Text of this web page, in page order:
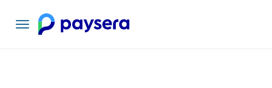
تبديل
التنقل